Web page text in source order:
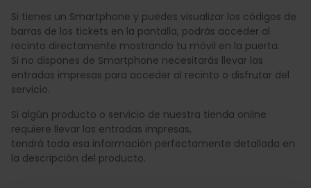
Si tienes un Smartphone y puedes visualizar los códigos de
barras de los tickets en la pantalla, podrás acceder al
recinto directamente mostrando tu móvil en la puerta.
Si no dispones de Smartphone necesitarás llevar las
entradas impresas para acceder al recinto o disfrutar del
servicio.
Si algún producto o servicio de nuestra tienda online
requiere llevar las entradas impresas,
tendrá toda esa información perfectamente detallada en
la descripción del producto.